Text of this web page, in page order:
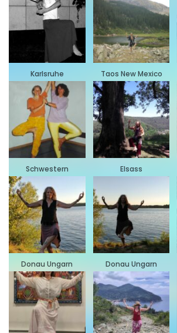
Karlsruhe Taos New Mexico
Schwestern Elsass
Donau Ungarn Donau Ungarn